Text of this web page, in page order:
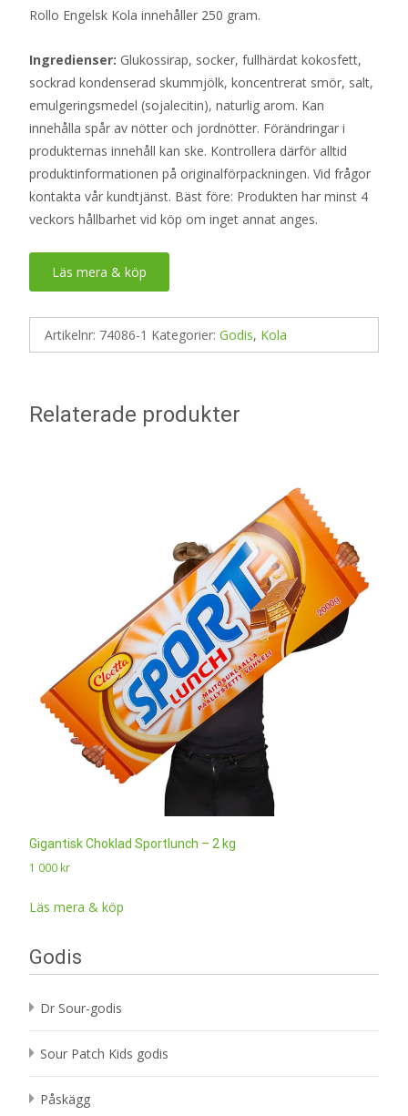
Rollo Engelsk Kola innehåller 250 gram.
Ingredienser: Glukossirap, socker, fullhärdat kokosfett,
sockrad kondenserad skummjölk, koncentrerat smör, salt,
emulgeringsmedel (sojalecitin), naturlig arom. Kan
innehålla spår av nötter och jordnötter. Förändringar i
produkternas innehåll kan ske. Kontrollera därför alltid
produktinformationen på originalförpackningen. Vid frågor
kontakta vår kundtjänst. Bäst före: Produkten har minst 4
veckors hållbarhet vid köp om inget annat anges.
Läs mera & köp
Artikelnr: 74086-1 Kategorier: Godis, Kola
Relaterade produkter
Gigantisk Choklad Sportlunch – 2 kg
1 000 kr
Läs mera & köp
Godis
Dr Sour-godis
Sour Patch Kids godis
Påskägg